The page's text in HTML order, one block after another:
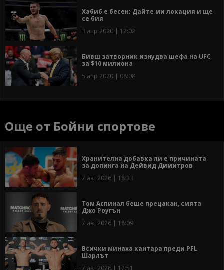
Хабиб е бесен: Дайте ми локация и ще
се бия
3 апр 2020 | 12:02
Бивш затворник изнудва шефа на UFC
за $10 милиона
5 апр 2020 | 08:08
Още от Бойни спортове
Хранителна добавка ли е причината
за допинга на Дейвид Димитров
7 авг 2026 | 18:33
Том Аспинал беше прецакан, смята
Джо Роугън
7 авг 2026 | 18:09
Всички минаха кантара преди PFL
Шарлът
7 авг 2026 | 17:51